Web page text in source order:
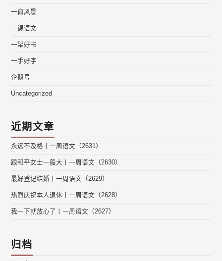
一窗风景
一课语文
一架好书
一手好字
企鹅号
Uncategorized
近期文章
永远不及格丨一周语文（2631）
跟和平女士一般大丨一周语文（2630）
最好登记结婚丨一周语文（2629）
热烈庆祝本人退休丨一周语文（2628）
我一下就放心了丨一周语文（2627）
归档